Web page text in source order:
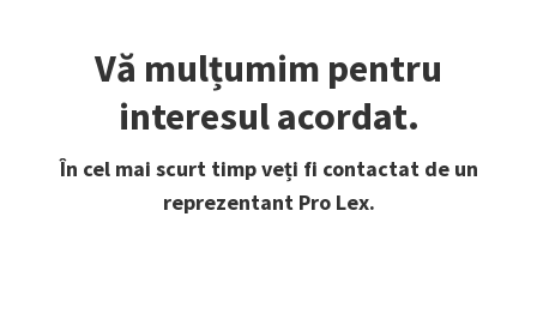
Vă mulțumim pentru
interesul acordat.
În cel mai scurt timp veți fi contactat de un
reprezentant Pro Lex.